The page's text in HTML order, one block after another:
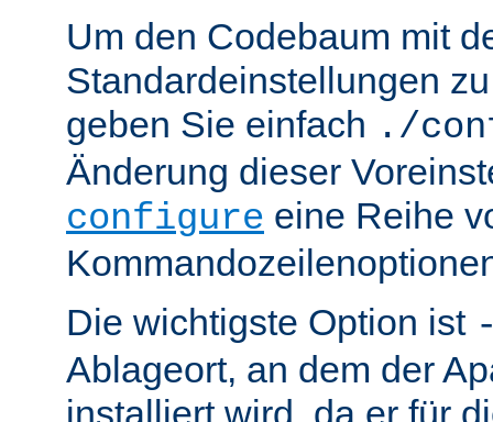
Um den Codebaum mit
Standardeinstellungen
geben Sie einfach ./
Änderung dieser
configure eine Reihe
Die wichtigste Option ist
Ablageort, an dem der
installiert wird, da er für